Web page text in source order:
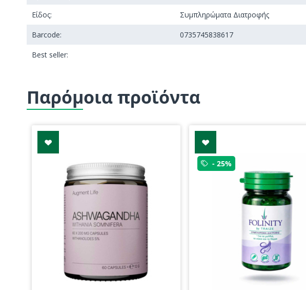
Είδος: Συμπληρώματα Διατροφής
Barcode: 0735745838617
Best seller:
Παρόμοια προϊόντα
- 25%